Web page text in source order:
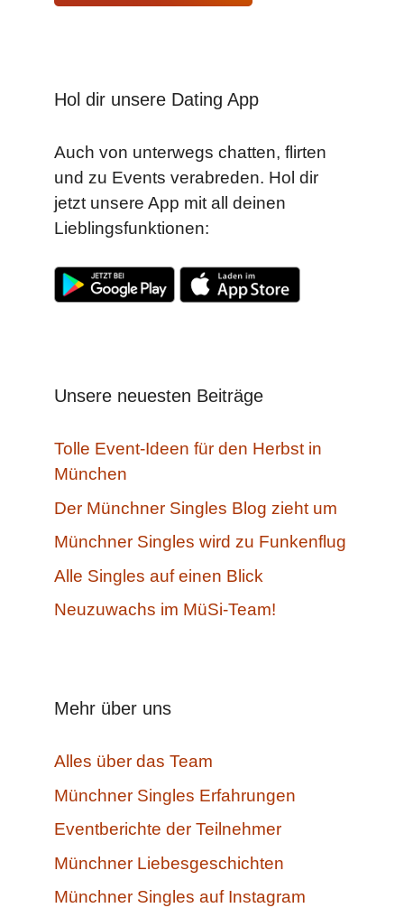
Hol dir unsere Dating App
Auch von unterwegs chatten, flirten
und zu Events verabreden. Hol dir
jetzt unsere App mit all deinen
Lieblingsfunktionen:
Unsere neuesten Beiträge
Tolle Event-Ideen für den Herbst in
München
Der Münchner Singles Blog zieht um
Münchner Singles wird zu Funkenflug
Alle Singles auf einen Blick
Neuzuwachs im MüSi-Team!
Mehr über uns
Alles über das Team
Münchner Singles Erfahrungen
Eventberichte der Teilnehmer
Münchner Liebesgeschichten
Münchner Singles auf Instagram